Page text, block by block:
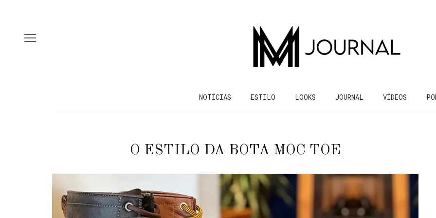
NOTÍCIAS ESTILO LOOKS JOURNAL VÍDEOS
O ESTILO DA BOTA MOC TOE